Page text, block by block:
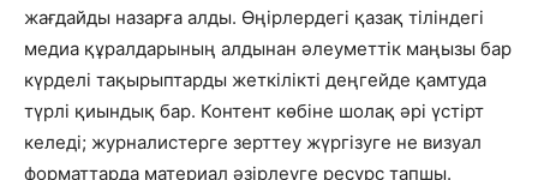
жағдайды назарға алды. Өңірлердегі қазақ тіліндегі
медиа құралдарының алдынан әлеуметтік маңызы бар
күрделі тақырыптарды жеткілікті деңгейде қамтуда
түрлі қиындық бар. Контент көбіне шолақ әрі үстірт
келеді; журналистерге зерттеу жүргізуге не визуал
форматтарда материал әзірлеуге ресурс тапшы.